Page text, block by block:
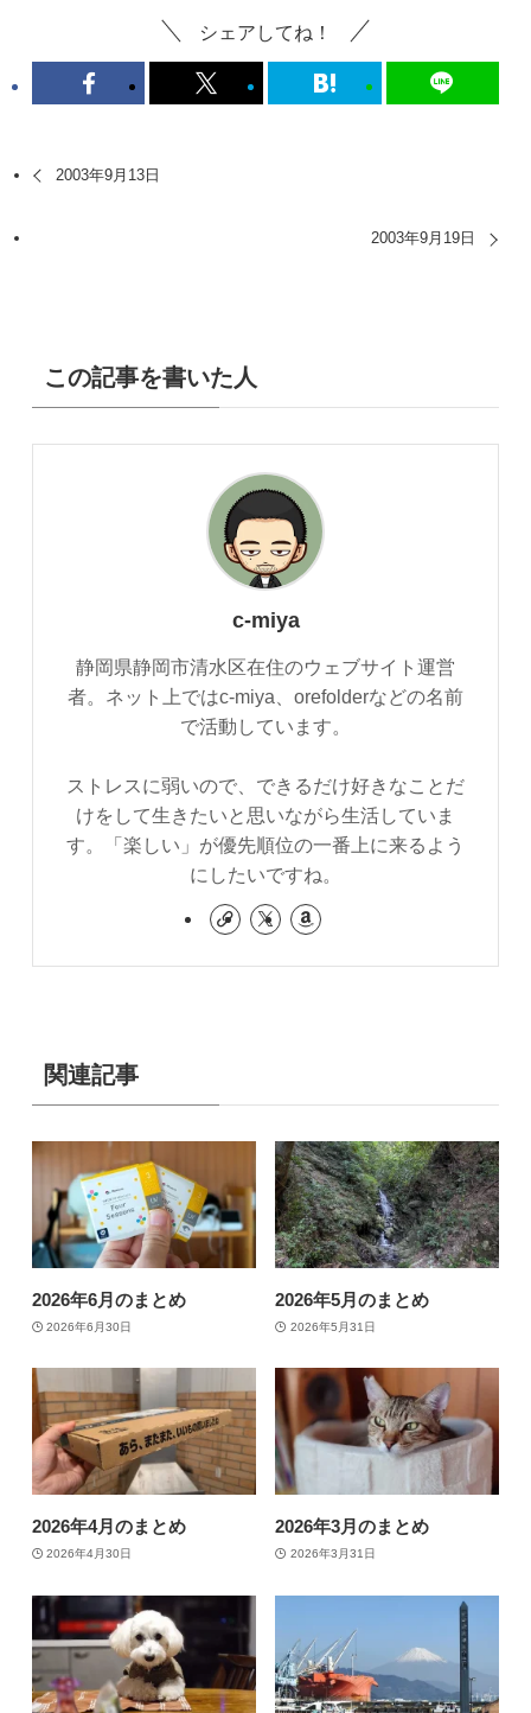
シェアしてね！
2003年9月13日
2003年9月19日
この記事を書いた人
c-miya
静岡県静岡市清水区在住のウェブサイト運営
者。ネット上ではc-miya、orefolderなどの名前
で活動しています。
ストレスに弱いので、できるだけ好きなことだ
けをして生きたいと思いながら生活していま
す。「楽しい」が優先順位の一番上に来るよう
にしたいですね。
関連記事
2026年6月のまとめ
2026年6月30日
2026年5月のまとめ
2026年5月31日
2026年4月のまとめ
2026年4月30日
2026年3月のまとめ
2026年3月31日